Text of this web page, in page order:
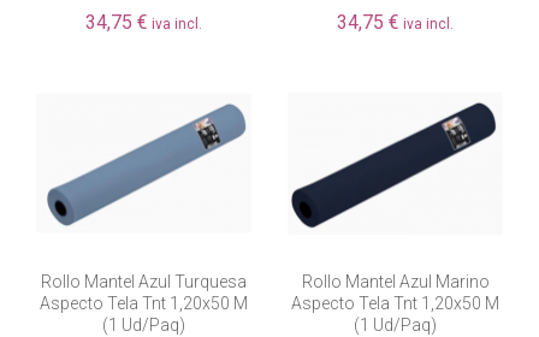
34,75 € iva incl. 34,75 € iva incl.
Rollo Mantel Azul Turquesa
Aspecto Tela Tnt 1,20x50 M
(1 Ud/paq)
Rollo Mantel Azul Marino
Aspecto Tela Tnt 1,20x50 M
(1 Ud/paq)